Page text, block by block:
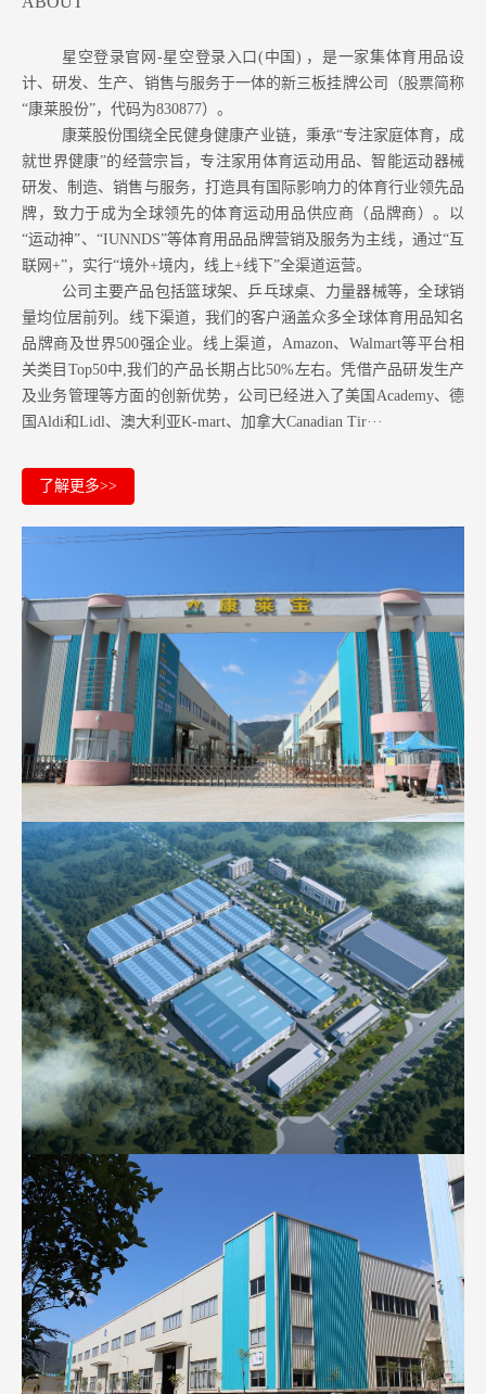
星空登录官网-星空登录入口(中国) ，是一家集体育用品设
计、研发、生产、销售与服务于一体的新三板挂牌公司（股票简称
“康莱股份”，代码为830877）。
康莱股份围绕全民健身健康产业链，秉承“专注家庭体育，成
就世界健康”的经营宗旨，专注家用体育运动用品、智能运动器械
研发、制造、销售与服务，打造具有国际影响力的体育行业领先品
牌，致力于成为全球领先的体育运动用品供应商（品牌商）。以
“运动神”、“IUNNDS”等体育用品品牌营销及服务为主线，通过“互
联网+”，实行“境外+境内，线上+线下”全渠道运营。
公司主要产品包括篮球架、乒乓球桌、力量器械等，全球销
量均位居前列。 线下渠道，我们的客户涵盖众多全球体育用品知名
品牌商及世界500强企业。 线上渠道，Amazon、Walmart等平台相
关类目Top50中,我们的产品长期占比50%左右。凭借产品研发生产
及业务管理等方面的创新优势，公司已经进入了美国Academy、德
国Aldi和Lidl、澳大利亚K-mart、加拿大Canadian Tir···
了解更多>>